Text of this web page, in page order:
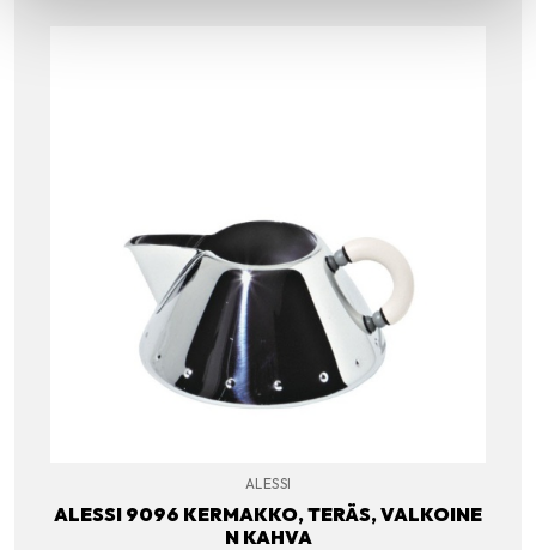
ALESSI
ALESSI 9096 KERMAKKO, TERÄS, VALKOINE
N KAHVA